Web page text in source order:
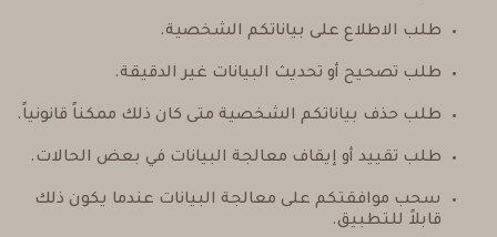
طلب الاطلاع على بياناتكم الشخصية.
طلب تصحيح أو تحديث البيانات غير الدقيقة.
طلب حذف بياناتكم الشخصية متى كان ذلك ممكناً قانونياً.
طلب تقييد أو إيقاف معالجة البيانات في بعض الحالات.
سحب موافقتكم على معالجة البيانات عندما يكون ذلك
قابلاً للتطبيق.